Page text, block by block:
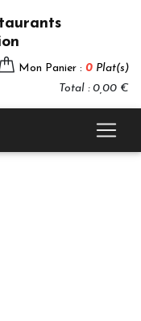
Mon Panier : 0 Plat(s)
Total : 0,00 €